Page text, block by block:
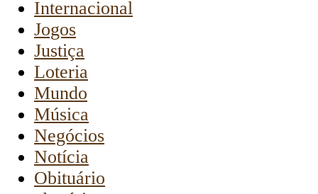
Internacional
Jogos
Justiça
Loteria
Mundo
Música
Negócios
Notícia
Obituário